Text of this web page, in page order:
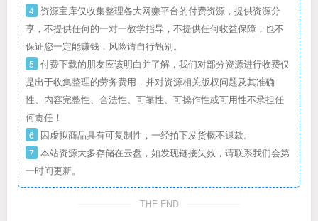
4 资源宝库仅收集整理各大网赚平台的付费资源，提供资源分
享，不提供任何的一对一教学指导，不提供任何收益保障，也不
保证您一定能赚钱，风险请自行甄别。
5 付费下载的朋友应该明白并了解，我们对部分资源进行收费仅
是出于收集整理的劳务费用，并对资源相关版权问题及其准确
性、内容完整性、合法性、可靠性、可操作性或可用性不承担任
何责任！
6 因虚拟商品具有可复制性，一经拍下发货概不退款。
7 本站资源大多存储在云盘，如发现链接失效，请联系我们会第
一时间更新。
THE END